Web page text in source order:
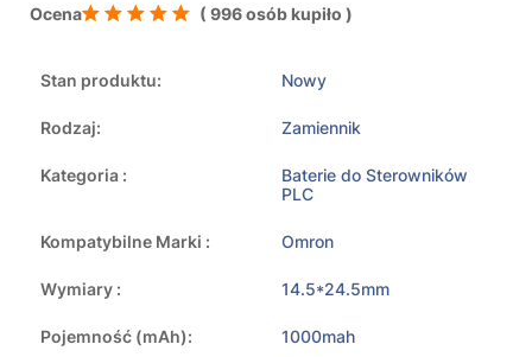
Ocena ( 996 osób kupiło )
Stan produktu: Nowy
Rodzaj: Zamiennik
Kategoria :
Baterie do Sterowników
PLC
Kompatybilne Marki : Omron
Wymiary : 14.5*24.5mm
Pojemność (mAh):
1000mah